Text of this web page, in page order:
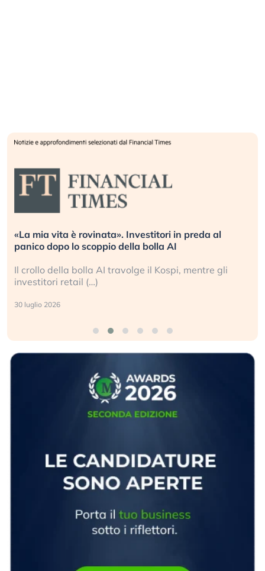
«La mia vita è rovinata». Investitori in preda al
panico dopo lo scoppio della bolla AI
Il crollo della bolla AI travolge il Kospi, mentre gli
investitori retail (…)
30 luglio 2026